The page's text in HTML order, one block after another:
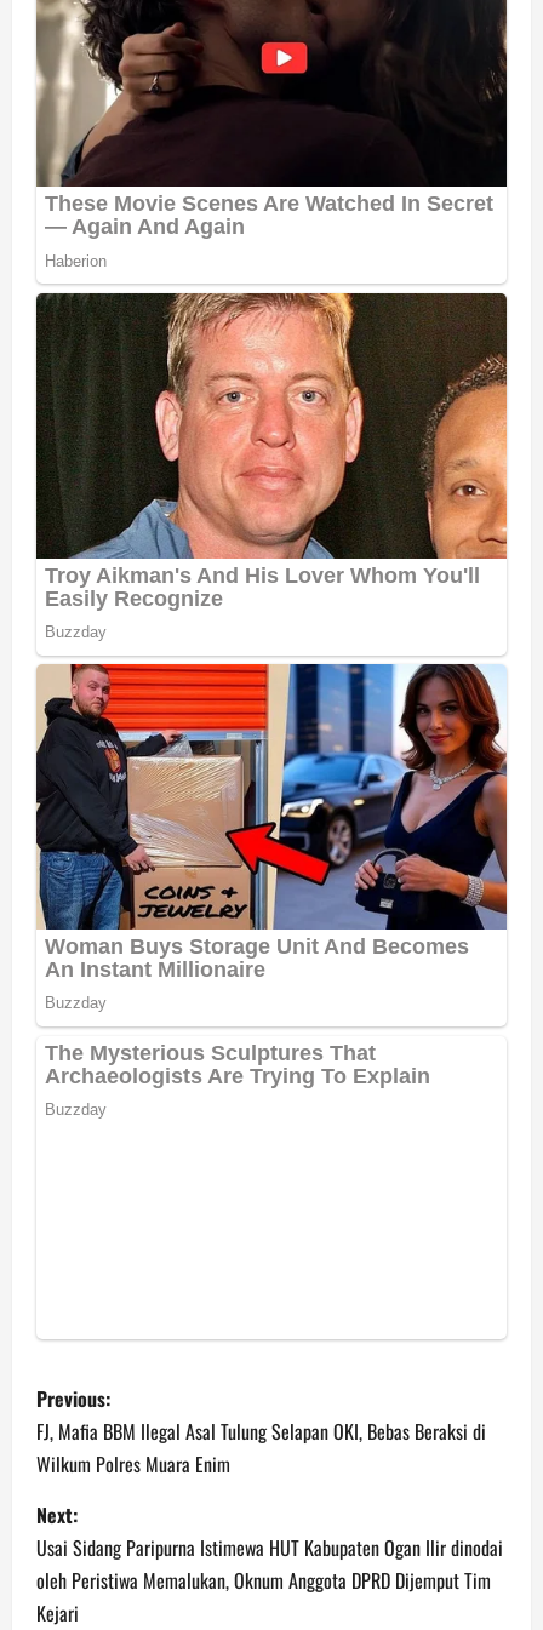
P
o
s
t
n
Previous:
FJ, Mafia BBM Ilegal Asal Tulung Selapan OKI, Bebas Beraksi di
Wilkum Polres Muara Enim
Next:
Usai Sidang Paripurna Istimewa HUT Kabupaten Ogan Ilir dinodai
oleh Peristiwa Memalukan, Oknum Anggota DPRD Dijemput Tim
Kejari